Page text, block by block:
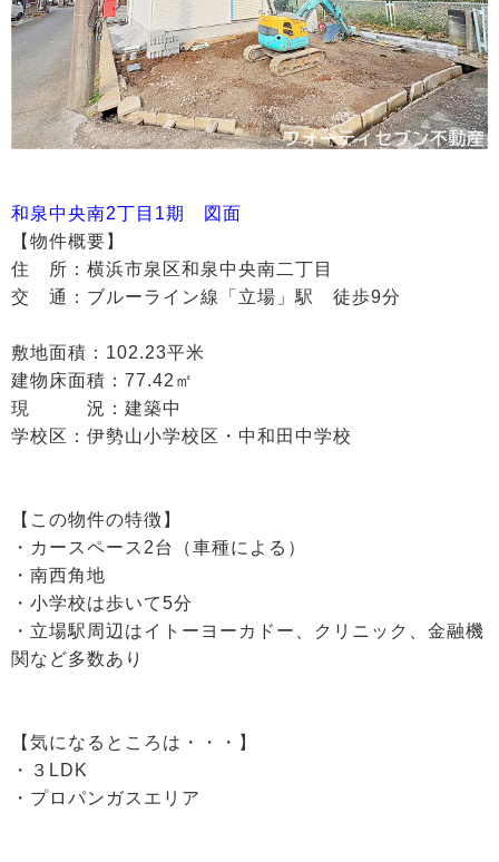
和泉中央南2丁目1期 図面
【物件概要】
住 所：横浜市泉区和泉中央南二丁目
交 通：ブルーライン線「立場」駅 徒歩9分
敷地面積：102.23平米
建物床面積：77.42㎡
現 況：建築中
学校区：伊勢山小学校区・中和田中学校
【この物件の特徴】
・カースペース2台（車種による）
・南西角地
・小学校は歩いて5分
・立場駅周辺はイトーヨーカドー、クリニック、金融機
関など多数あり
【気になるところは・・・】
・３LDK
・プロパンガスエリア